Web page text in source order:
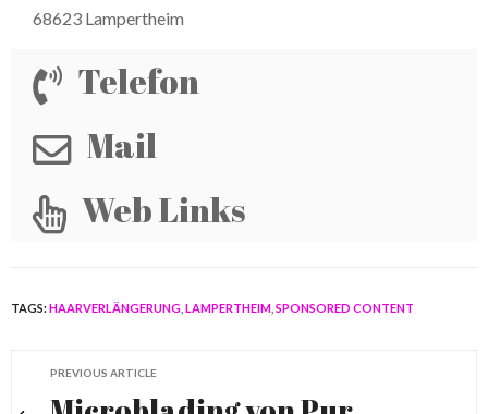
68623 Lampertheim
Telefon
Mail
Web Links
TAGS:HAARVERLÄNGERUNG LAMPERTHEIM SPONSORED CONTENT
PREVIOUS ARTICLE